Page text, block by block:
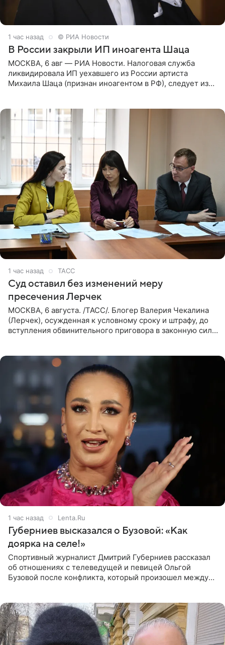
1 час назад © РИА Новости
В России закрыли ИП иноагента Шаца
МОСКВА, 6 авг — РИА Новости. Налоговая служба
ликвидировала ИП уехавшего из России артиста
Михаила Шаца (признан иноагентом в РФ), следует из
1 час назад ТАСС
Суд оставил без изменений меру
пресечения Лерчек
МОСКВА, 6 августа. /ТАСС/. Блогер Валерия Чекалина
(Лерчек), осужденная к условному сроку и штрафу, до
вступления обвинительного приговора в законную силу
1 час назад Lenta.Ru
Губерниев высказался о Бузовой: «Как
доярка на селе!»
Спортивный журналист Дмитрий Губерниев рассказал
об отношениях с телеведущей и певицей Ольгой
Бузовой после конфликта, который произошел между